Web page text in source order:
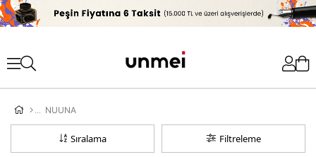
'
NUUNA
Filtreleme
Sıralama